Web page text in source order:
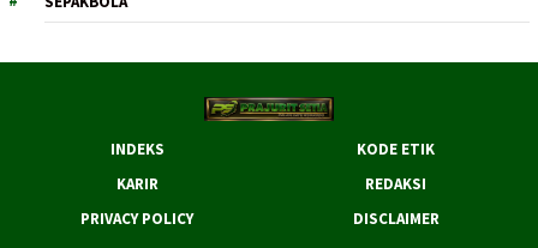
INDEKS
KODE ETIK
KARIR
REDAKSI
PRIVACY POLICY
DISCLAIMER